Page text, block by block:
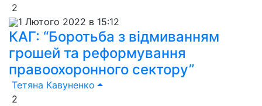
2
1 Лютого 2022 в 15:12
КАГ: “Боротьба з відмиванням
грошей та реформування
правоохоронного сектору”
Тетяна Кавуненко
2